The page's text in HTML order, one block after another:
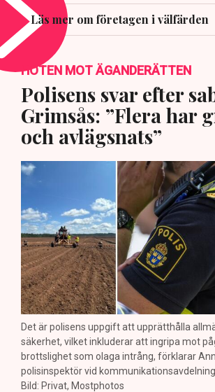
Läs mer om företagen i välfärden
HOTEN MOT ÄGANDERÄTTEN
Polisens svar efter
Grimsås: ”Flera har
och avlägsnats”
Det är polisens uppgift att upprätthålla
säkerhet, vilket inkluderar att ingripa mot
brottslighet som olaga intrång, förklarar
polisinspektör vid
Bild: Privat, Mostphotos